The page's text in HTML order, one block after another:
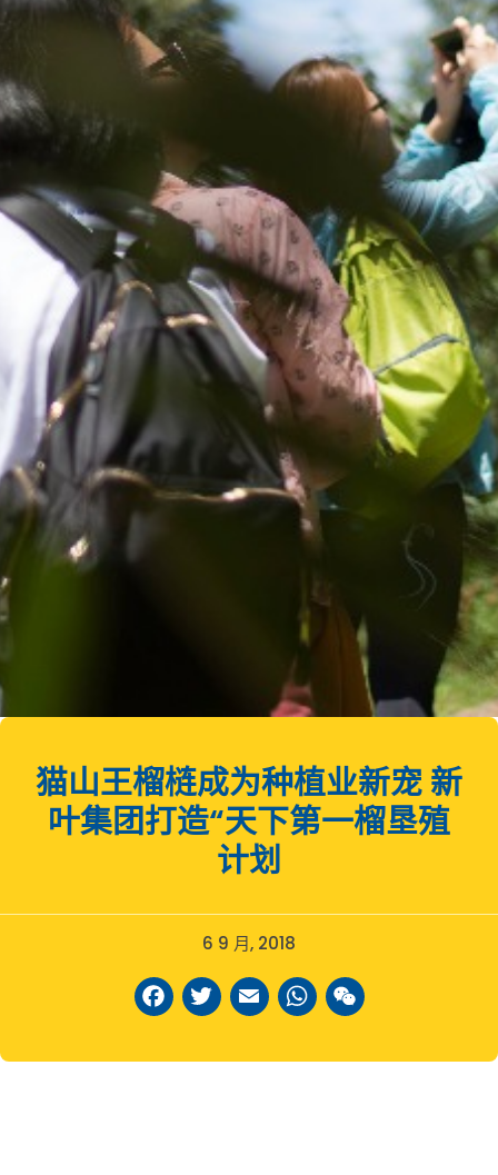
猫山王榴梿成为种植业新宠 新
叶集团打造“天下第一榴垦殖
计划
6 9 月, 2018
Facebook
Twitter
Email